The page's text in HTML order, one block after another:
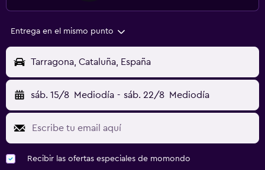
Entrega en el mismo punto
Tarragona, Cataluña, España
sáb. 15/8 Mediodía - sáb. 22/8 Mediodía
Recibir las ofertas especiales de momondo